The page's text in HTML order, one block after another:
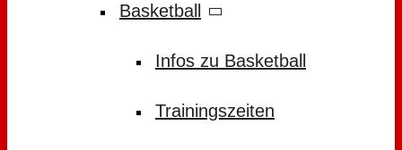
Basketball
Infos zu Basketball
Trainingszeiten